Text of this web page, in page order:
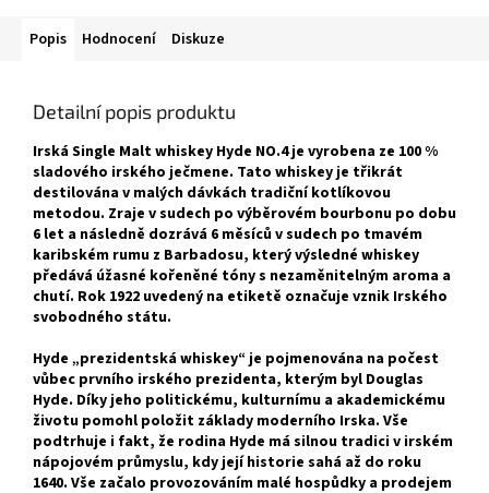
Popis Hodnocení Diskuze
Detailní popis produktu
Irská Single Malt whiskey Hyde NO.4 je vyrobena ze 100 %
sladového irského ječmene. Tato whiskey je třikrát
destilována v malých dávkách tradiční kotlíkovou
metodou. Zraje v sudech po výběrovém bourbonu po dobu
6 let a následně dozrává 6 měsíců v sudech po tmavém
karibském rumu z Barbadosu, který výsledné whiskey
předává úžasné kořeněné tóny s nezaměnitelným aroma a
chutí. Rok 1922 uvedený na etiketě označuje vznik Irského
svobodného státu.
Hyde „prezidentská whiskey“ je pojmenována na počest
vůbec prvního irského prezidenta, kterým byl Douglas
Hyde. Díky jeho politickému, kulturnímu a akademickému
životu pomohl položit základy moderního Irska. Vše
podtrhuje i fakt, že rodina Hyde má silnou tradici v irském
nápojovém průmyslu, kdy její historie sahá až do roku
1640. Vše začalo provozováním malé hospůdky a prodejem